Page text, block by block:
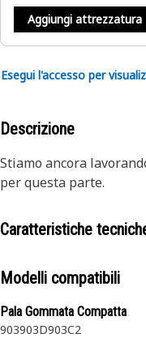
Aggiungi attrezzatura
Esegui l'accesso per
Descrizione
Stiamo ancora
per questa parte.
Caratteristiche
Modelli compatibili
Pala Gommata Compatta
903903D903C2